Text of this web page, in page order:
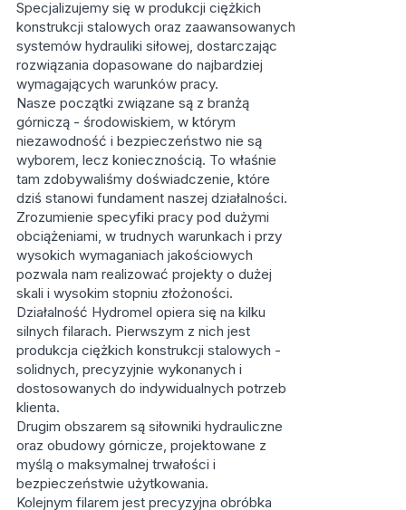
Specjalizujemy się w produkcji ciężkich
konstrukcji stalowych oraz zaawansowanych
systemów hydrauliki siłowej, dostarczając
rozwiązania dopasowane do najbardziej
wymagających warunków pracy.
Nasze początki związane są z branżą
górniczą - środowiskiem, w którym
niezawodność i bezpieczeństwo nie są
wyborem, lecz koniecznością. To właśnie
tam zdobywaliśmy doświadczenie, które
dziś stanowi fundament naszej działalności.
Zrozumienie specyfiki pracy pod dużymi
obciążeniami, w trudnych warunkach i przy
wysokich wymaganiach jakościowych
pozwala nam realizować projekty o dużej
skali i wysokim stopniu złożoności.
Działalność Hydromel opiera się na kilku
silnych filarach. Pierwszym z nich jest
produkcja ciężkich konstrukcji stalowych -
solidnych, precyzyjnie wykonanych i
dostosowanych do indywidualnych potrzeb
klienta.
Drugim obszarem są siłowniki hydrauliczne
oraz obudowy górnicze, projektowane z
myślą o maksymalnej trwałości i
bezpieczeństwie użytkowania.
Kolejnym filarem jest precyzyjna obróbka